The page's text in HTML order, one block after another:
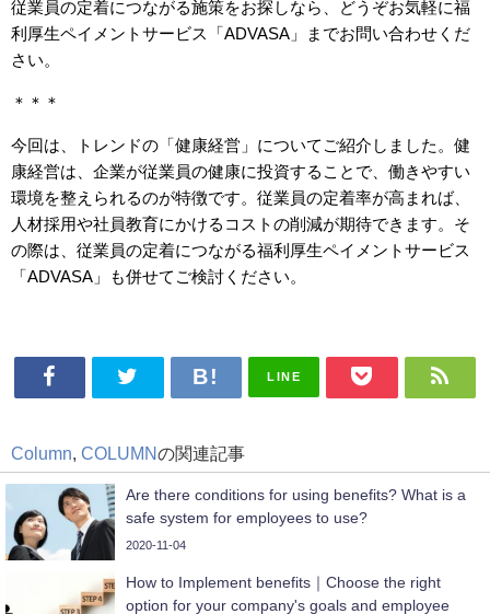
従業員の定着につながる施策をお探しなら、どうぞお気軽に福
利厚生ペイメントサービス「 ADVASA 」までお問い合わせくだ
さい。
＊＊＊
今回は、トレンドの「健康経営」についてご紹介しました。健
康経営は、企業が従業員の健康に投資することで、働きやすい
環境を整えられるのが特徴です。従業員の定着率が高まれば、
人材採用や社員教育にかけるコストの削減が期待できます。そ
の際は、従業員の定着につながる福利厚生ペイメントサービス
「 ADVASA 」も併せてご検討ください。
LINE
Column COLUMNの関連記事
Are there conditions for using benefits? What is a
safe system for employees to use?
2020-11-04
How to Implement benefits｜Choose the right
option for your company's goals and employee